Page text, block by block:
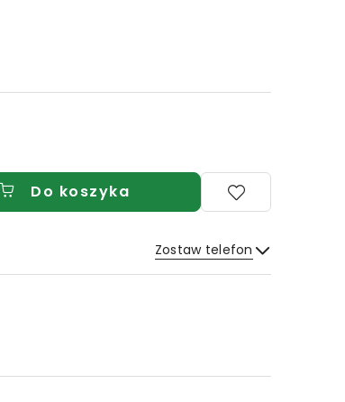
Do koszyka
Zostaw telefon
Wyślij